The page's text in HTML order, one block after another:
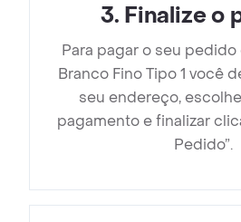
3. Finalize o
Para pagar o seu
Branco Fino Tipo 1 você
seu endereço,
pagamento e finalizar
Pedido”.